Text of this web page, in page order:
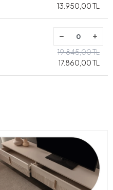
13.950,00 TL
19.845,00 TL
17.860,00 TL